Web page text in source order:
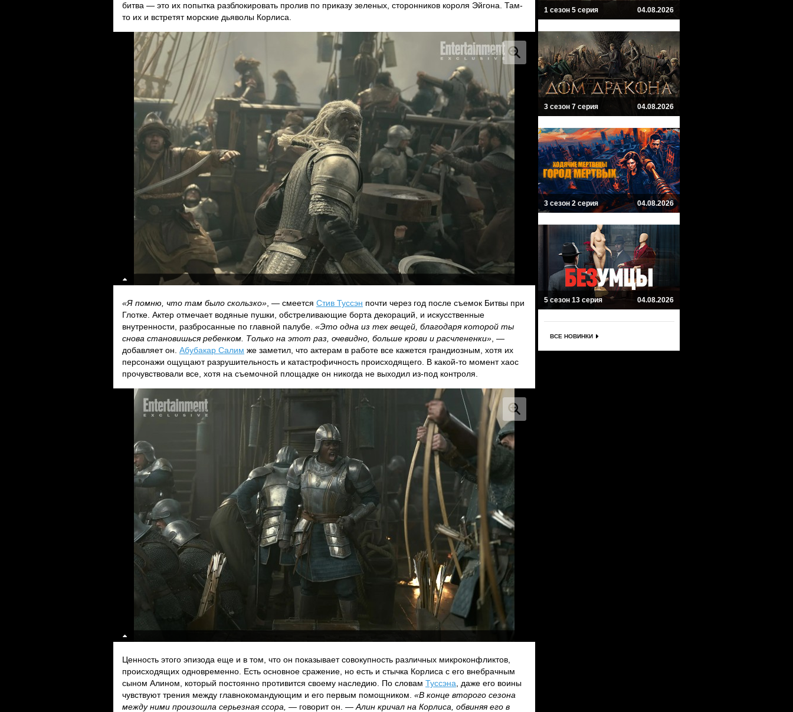
битва — это их попытка разблокировать пролив по приказу зеленых, сторонников короля Эйгона. Там-
то их и встретят морские дьяволы Корлиса.
«Я помню, что там было скользко» , — смеется Стив Туссэн почти через год после съемок Битвы при
Глотке. Актер отмечает водяные пушки, обстреливающие борта декораций, и искусственные
внутренности, разбросанные по главной палубе. «Это одна из тех вещей, благодаря которой ты
снова становишься ребенком. Только на этот раз, очевидно, больше крови и расчлененки» , —
добавляет он. Абубакар Салим же заметил, что актерам в работе все кажется грандиозным, хотя их
персонажи ощущают разрушительность и катастрофичность происходящего. В какой-то момент хаос
прочувствовали все, хотя на съемочной площадке он никогда не выходил из-под контроля.
Ценность этого эпизода еще и в том, что он показывает совокупность различных микроконфликтов,
происходящих одновременно. Есть основное сражение, но есть и стычка Корлиса с его внебрачным
сыном Алином, который постоянно противится своему наследию. По словам Туссэна , даже его воины
чувствуют трения между главнокомандующим и его первым помощником. «В конце второго сезона
между ними произошла серьезная ссора, — говорит он. — Алин кричал на Корлиса, обвиняя его в
1 сезон 5 серия 04.08.2026
3 сезон 7 серия 04.08.2026
3 сезон 2 серия 04.08.2026
5 сезон 13 серия 04.08.2026
ВСЕ НОВИНКИ